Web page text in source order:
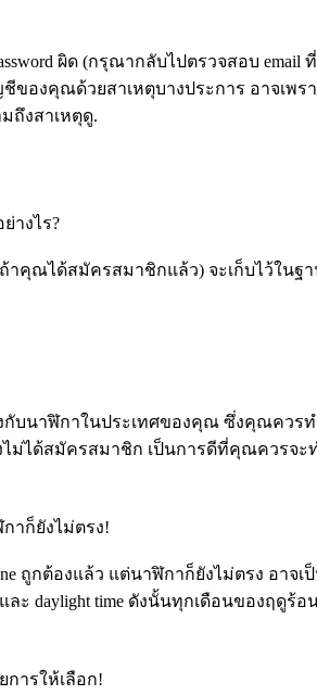
ผิด (กรุณากลับไปตรวจสอบ
ชีของคุณด้วยสาเหตุบางประการ อาจเ
ถึงสาเหตุดู.
างไร?
คุณได้สมัครสมาชิกแล้ว) จะเก็บไว้ในฐ
บนาฬิกาในประเทศของคุณ ซึ่งคุณควรท
ม่ได้สมัครสมาชิก เป็นการดีที่คุณควรจ
กาก็ยังไม่ตรง!
ถูกต้องแล้ว แต่นาฬิกาก็ยังไม่ตรง อาจเ
ละ daylight time ดังนั้นทุกเดือนของฤ
ารให้เลือก!